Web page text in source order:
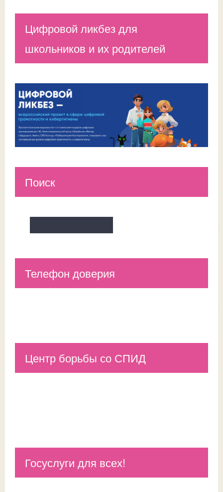
Цифровой ликбез для
школьников и их родителей
Поиск
Телефон доверия
Центр борьбы со СПИД
Госуслуги для всех!